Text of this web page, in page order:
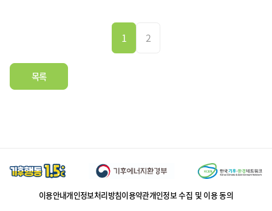
1 2
목록
이용안내개인정보처리방침이용약관개인정보 수집 및 이용 동의